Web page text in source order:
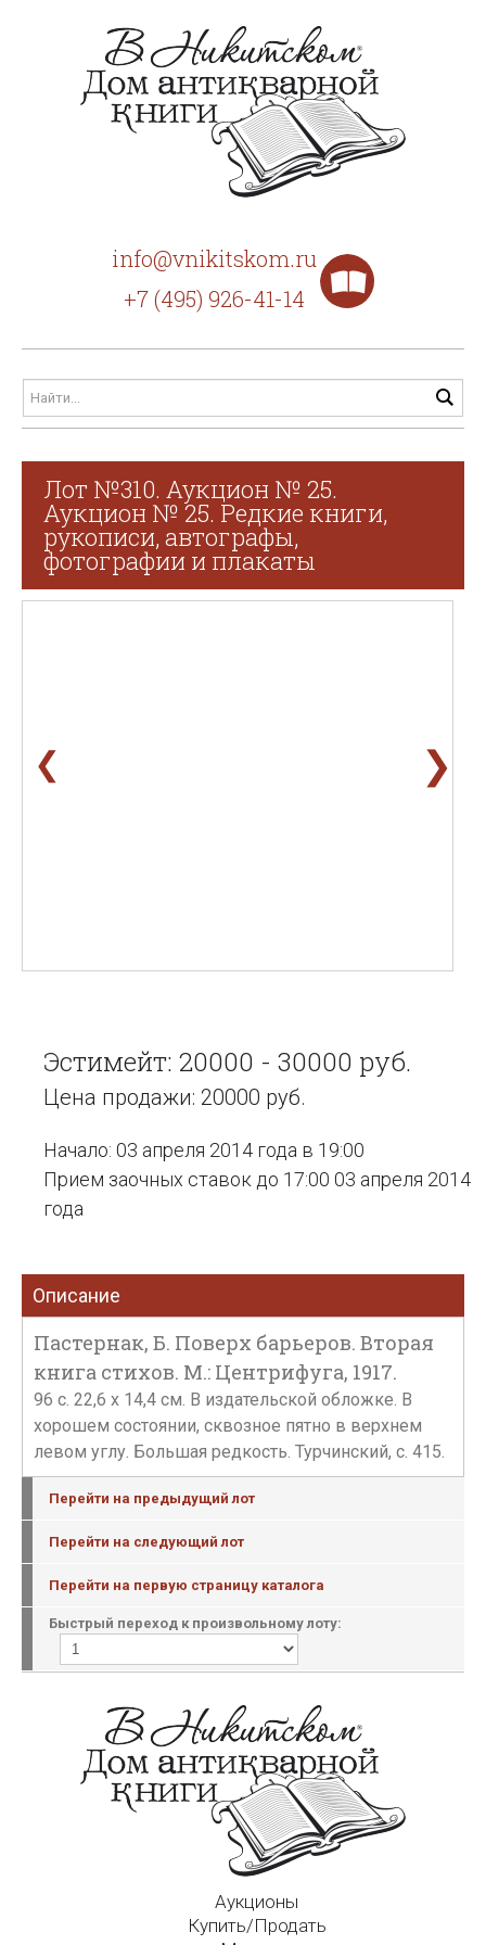
info@vnikitskom.ru
+7 (495) 926-41-14
Лот №310. Аукцион № 25.
Аукцион № 25. Редкие книги,
рукописи, автографы,
фотографии и плакаты
❮ ❯
Эстимейт: 20000 - 30000 руб.
Цена продажи: 20000 руб.
Начало: 03 апреля 2014 года в 19:00
Прием заочных ставок до 17:00 03 апреля 2014
года
Описание
Пастернак, Б. Поверх барьеров. Вторая
книга стихов. М.: Центрифуга, 1917.
96 с. 22,6 х 14,4 см. В издательской обложке. В
хорошем состоянии, сквозное пятно в верхнем
левом углу. Большая редкость. Турчинский, с. 415.
Перейти на предыдущий лот
Перейти на следующий лот
Перейти на первую страницу каталога
Быстрый переход к произвольному лоту:
Аукционы
Купить/Продать